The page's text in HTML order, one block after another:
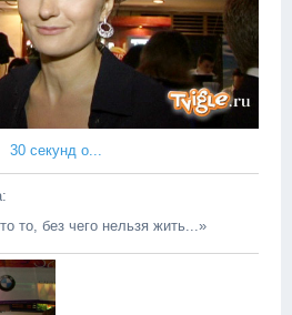
30 секунд о...
:
то, без чего нельзя жить...»